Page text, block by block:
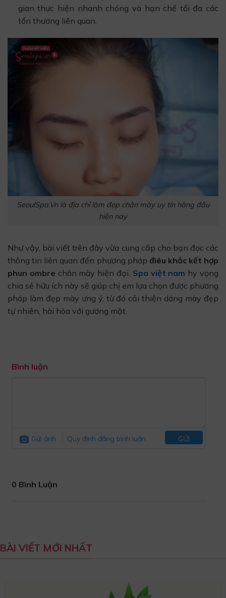
gian thực hiện nhanh chóng và hạn chế tối đa các
tổn thương liên quan.
SeoulSpa.Vn là địa chỉ làm đẹp chân mày uy tín hàng đầu
hiện nay
Như vậy, bài viết trên đây vừa cung cấp cho bạn đọc các
thông tin liên quan đến phương pháp điêu khắc kết hợp
phun ombre chân mày hiện đại. Spa việt nam hy vọng
chia sẻ hữu ích này sẽ giúp chị em lựa chọn được phương
pháp làm đẹp mày ưng ý, từ đó cải thiện dáng mày đẹp
tự nhiên, hài hòa với gương mặt.
Bình luận
Gửi ảnh Quy định đăng bình luận GỬI
0 Bình Luận
BÀI VIẾT MỚI NHẤT